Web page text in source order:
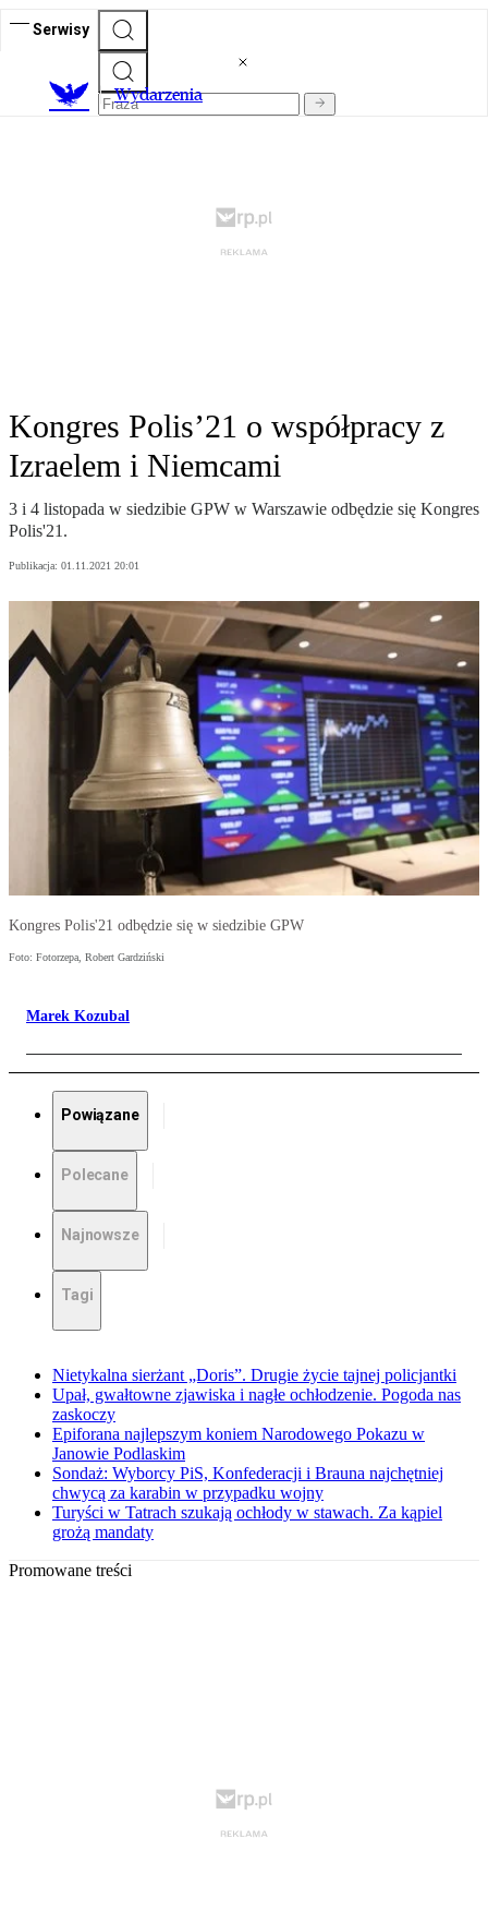
Serwisy
Wydarzenia
Kongres Polis’21 o współpracy z
Izraelem i Niemcami
3 i 4 listopada w siedzibie GPW w Warszawie odbędzie się Kongres
Polis'21.
Publikacja: 01.11.2021 20:01
Kongres Polis'21 odbędzie się w siedzibie GPW
Foto: Fotorzepa, Robert Gardziński
Marek Kozubal
Powiązane
Polecane
Najnowsze
Tagi
Nietykalna sierżant „Doris”. Drugie życie tajnej policjantki
Upał, gwałtowne zjawiska i nagłe ochłodzenie. Pogoda nas
zaskoczy
Epiforana najlepszym koniem Narodowego Pokazu w
Janowie Podlaskim
Sondaż: Wyborcy PiS, Konfederacji i Brauna najchętniej
chwycą za karabin w przypadku wojny
Turyści w Tatrach szukają ochłody w stawach. Za kąpiel
grożą mandaty
Promowane treści